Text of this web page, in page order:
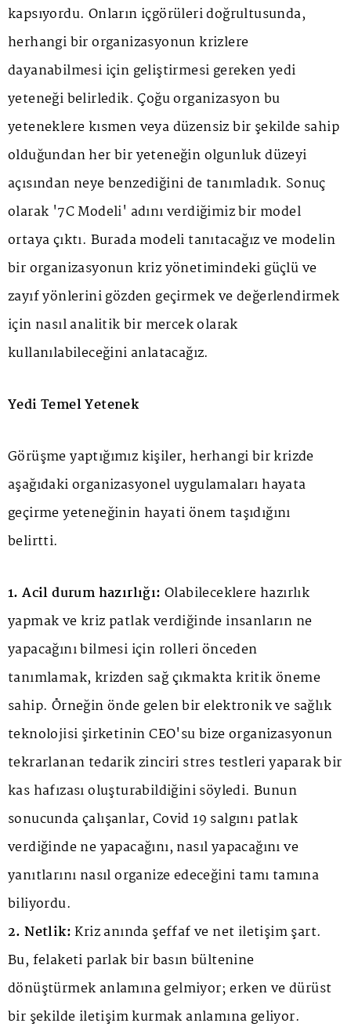
kapsıyordu. Onların içgörüleri doğrultusunda,
herhangi bir organizasyonun krizlere
dayanabilmesi için geliştirmesi gereken yedi
yeteneği belirledik. Çoğu organizasyon bu
yeteneklere kısmen veya düzensiz bir şekilde sahip
olduğundan her bir yeteneğin olgunluk düzeyi
açısından neye benzediğini de tanımladık. Sonuç
olarak '7C Modeli' adını verdiğimiz bir model
ortaya çıktı. Burada modeli tanıtacağız ve modelin
bir organizasyonun kriz yönetimindeki güçlü ve
zayıf yönlerini gözden geçirmek ve değerlendirmek
için nasıl analitik bir mercek olarak
kullanılabileceğini anlatacağız.
Yedi Temel Yetenek
Görüşme yaptığımız kişiler, herhangi bir krizde
aşağıdaki organizasyonel uygulamaları hayata
geçirme yeteneğinin hayati önem taşıdığını
belirtti.
1. Acil durum hazırlığı: Olabileceklere hazırlık
yapmak ve kriz patlak verdiğinde insanların ne
yapacağını bilmesi için rolleri önceden
tanımlamak, krizden sağ çıkmakta kritik öneme
sahip. Örneğin önde gelen bir elektronik ve sağlık
teknolojisi şirketinin CEO'su bize organizasyonun
tekrarlanan tedarik zinciri stres testleri yaparak bir
kas hafızası oluşturabildiğini söyledi. Bunun
sonucunda çalışanlar, Covid 19 salgını patlak
verdiğinde ne yapacağını, nasıl yapacağını ve
yanıtlarını nasıl organize edeceğini tamı tamına
biliyordu.
2. Netlik:Kriz anında şeffaf ve net iletişim şart.
Bu, felaketi parlak bir basın bültenine
dönüştürmek anlamına gelmiyor; erken ve dürüst
bir şekilde iletişim kurmak anlamına geliyor.